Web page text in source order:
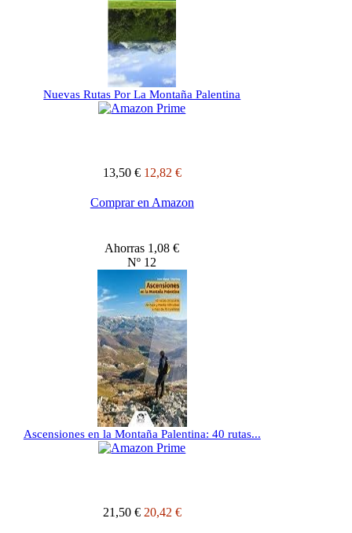
Nuevas Rutas Por La Montaña Palentina
13,50 € 12,82 €
Comprar en Amazon
Ahorras 1,08 €
Nº 12
Ascensiones en la Montaña Palentina: 40 rutas...
21,50 € 20,42 €